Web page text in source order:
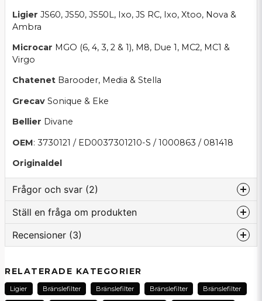
Ligier JS60, JS50, JS50L, Ixo, JS RC, Ixo, Xtoo, Nova &
Ambra
Microcar MGO (6, 4, 3, 2 & 1), M8, Due 1, MC2, MC1 &
Virgo
Chatenet Barooder, Media & Stella
Grecav Sonique & Eke
Bellier Divane
OEM: 3730121 / ED0037301210-S / 1000863 / 081418
Originaldel
Frågor och svar (2)
:namn frågade
Hej är de nån skillnad på detta filtret å tillexmeple
Butiken svarade
Tack för din fråga! Detta är bränslefiltret /
Ställ en fråga om produkten
question
Recensioner (3)
Erik
RELATERADE KATEGORIER
Ligier Bränslefilter Bränslefilter Bränslefilter Bränslefilter